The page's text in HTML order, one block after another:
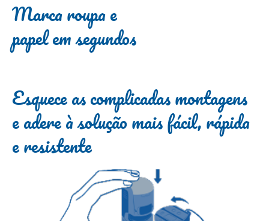
Marca roupa e
papel em segundos
Esquece as complicadas montagens
e adere à solução mais fácil, rápida
e resistente